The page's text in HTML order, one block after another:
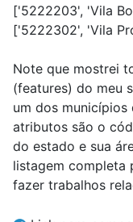
['5222203', 'Vila
['5222302', 'Vila
Note que mostrei
(features) do meu
um dos municípios
atributos são o
do estado e sua
listagem completa
fazer trabalhos